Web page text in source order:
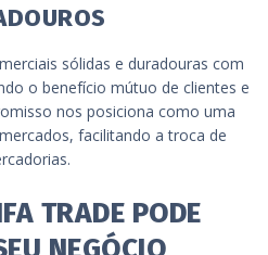
sólidas e duradouras com
o benefício mútuo de clientes e
nos posiciona como uma
facilitando a troca de
TRADE PODE